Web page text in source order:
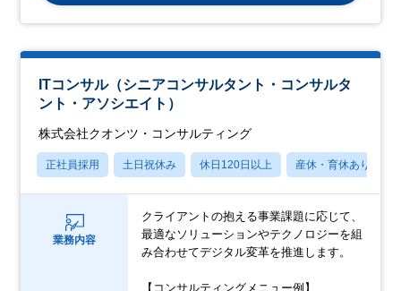
ITコンサル（シニアコンサルタント・コンサルタ
ント・アソシエイト）
株式会社クオンツ・コンサルティング
正社員採用 土日祝休み 休日120日以上 産休・育休あり
業務内容
クライアントの抱える事業課題に応じて、
最適なソリューションやテクノロジーを組
み合わせてデジタル変革を推進します。
【コンサルティングメニュー例】